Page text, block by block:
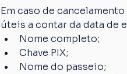
Em caso de
úteis a contar da data de
Nome completo;
Chave PIX;
Nome do passeio;